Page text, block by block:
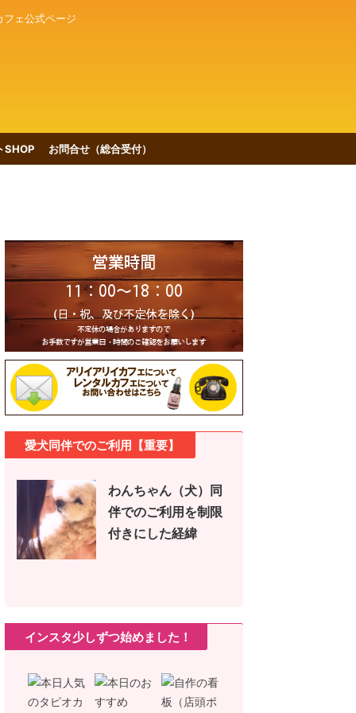
ェ公式ページ
SHOP お問合せ（総合受付）
愛犬同伴でのご利用【重要】
わんちゃん（犬）同
伴でのご利用を制限
付きにした経緯
インスタ少しずつ始めました！